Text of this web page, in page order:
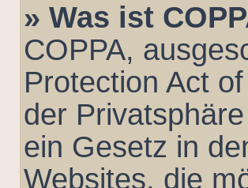
» Was ist
COPPA,
Protection Act
der
ein Gesetz in
Websites, die